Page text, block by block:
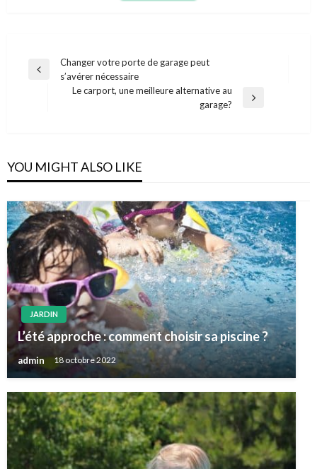
Navigation
Previous
Changer votre porte de garage peut
s’avérer nécessaire
Le carport, une meilleure alternative au
garage?
YOU MIGHT ALSO LIKE
JARDIN
L’été approche : comment choisir sa piscine ?
admin 18 octobre 2022